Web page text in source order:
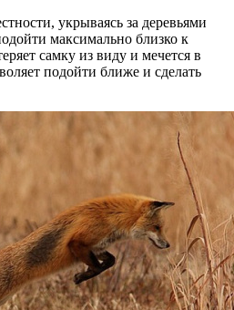
укрываясь за деревьями
максимально близко к
самку из виду и мечется в
подойти ближе и сделать